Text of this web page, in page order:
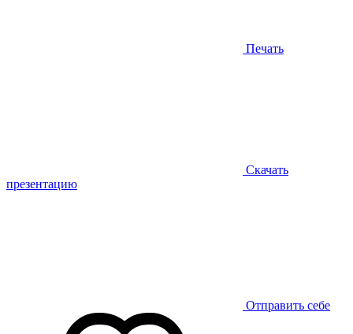
Печать
Скачать
презентацию
Отправить себе